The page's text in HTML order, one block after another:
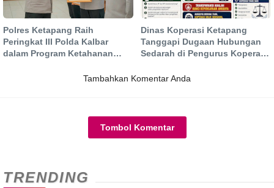
Polres Ketapang Raih
Peringkat III Polda Kalbar
dalam Program Ketahanan
Dukung Swasembada
Dinas Koperasi Ketapang
Tanggapi Dugaan Hubungan
Sedarah di Pengurus Koperasi
Tambahkan Komentar Anda
Tombol Komentar
TRENDING